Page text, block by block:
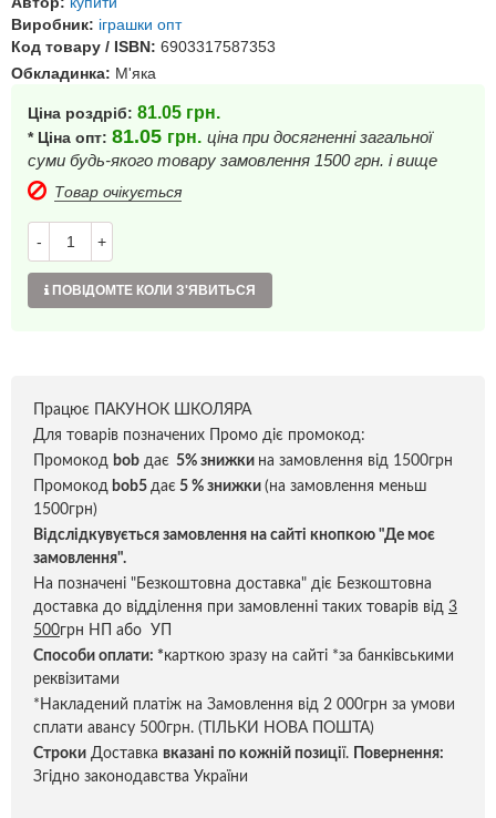
Виробник: іграшки опт
Код товару / ISBN: 6903317587353
Обкладинка: М'яка
Ціна роздріб: 81.05 грн.
* Ціна опт: 81.05 грн. ціна при досягненні загальної
суми будь-якого товару замовлення 1500 грн. і вище
Товар очікується
- +
ПОВІДОМТЕ КОЛИ З'ЯВИТЬСЯ
Працює ПАКУНОК ШКОЛЯРА
Для товарів позначених Промо діє промокод:
Промокод bob дає 5% знижки на замовлення від 1500грн
Промокод bob5 дає 5 % знижки (на замовлення меньш
1500грн)
Відслідкувується замовлення на сайті кнопкою "Де моє
замовлення".
На позначені "Безкоштовна доставка" діє Безкоштовна
доставка до відділення при замовленні таких товарів від 3
500грн НП або УП
Способи оплати: *карткою зразу на сайті *за банківськими
реквізитами
*Накладений платіж на Замовлення від 2 000грн за умови
сплати авансу 500грн. (ТІЛЬКИ НОВА ПОШТА)
Строки Доставка вказані по кожній позиції.
Повернення:
Згідно законодавства України